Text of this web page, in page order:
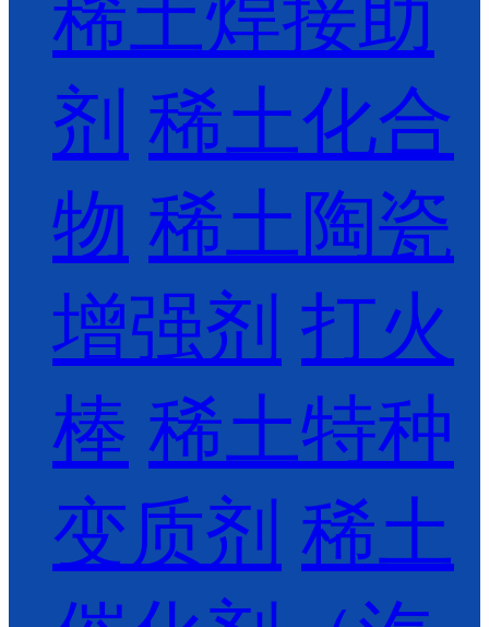
稀土焊接助
剂 稀土化合
物 稀土陶瓷
增强剂 打火
棒 稀土特种
变质剂 稀土